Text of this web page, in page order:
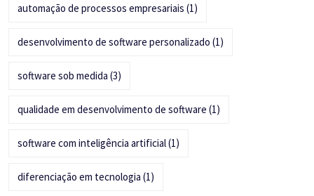
automação de processos empresariais (1)
desenvolvimento de software personalizado (1)
software sob medida (3)
qualidade em desenvolvimento de software (1)
software com inteligência artificial(1)
diferenciação em tecnologia (1)